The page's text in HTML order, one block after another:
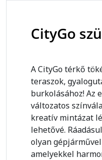
CityGo
A CityGo térkő
teraszok,
burkolásához! Az
változatos
kreatív mintázat
lehetővé.
olyan
amelyekkel